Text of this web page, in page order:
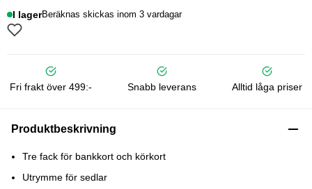
I lagerBeräknas skickas inom 3 vardagar
Fri frakt över 499:- Snabb leverans Alltid låga priser
Produktbeskrivning
Tre fack för bankkort och körkort
Utrymme för sedlar